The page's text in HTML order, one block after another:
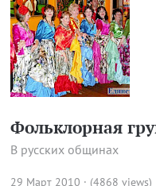
Фольклорная
В русских общинах
29 Март 2010 · (4868 views)